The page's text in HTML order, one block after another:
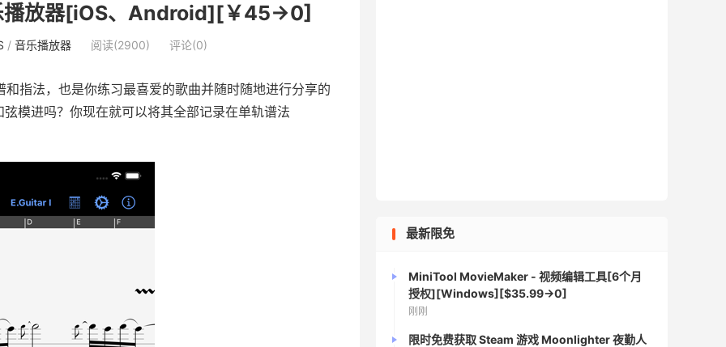
播放器[iOS、Android][￥45→0]
/ 音乐播放器 阅读(2900) 评论(0)
指法，也是你练习最喜爱的歌曲并随时随地进行分享的
模进吗？你现在就可以将其全部记录在单轨谱法
最新限免
MiniTool MovieMaker - 视频编辑工具[6个月
授权][Windows][$35.99→0]
刚刚
限时免费获取 Steam 游戏 Moonlighter 夜勤人